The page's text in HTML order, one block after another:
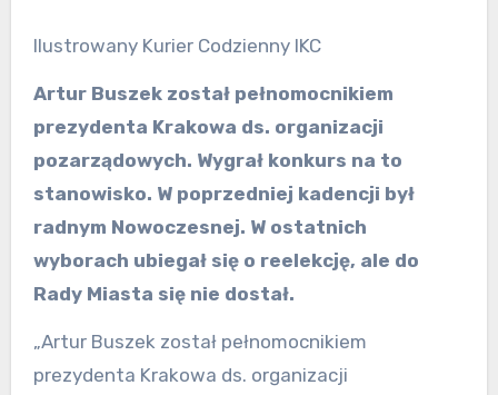
Ilustrowany Kurier Codzienny IKC
Artur Buszek został pełnomocnikiem
prezydenta Krakowa ds. organizacji
pozarządowych. Wygrał konkurs na to
stanowisko. W poprzedniej kadencji był
radnym Nowoczesnej. W ostatnich
wyborach ubiegał się o reelekcję, ale do
Rady Miasta się nie dostał.
„Artur Buszek został pełnomocnikiem
prezydenta Krakowa ds. organizacji